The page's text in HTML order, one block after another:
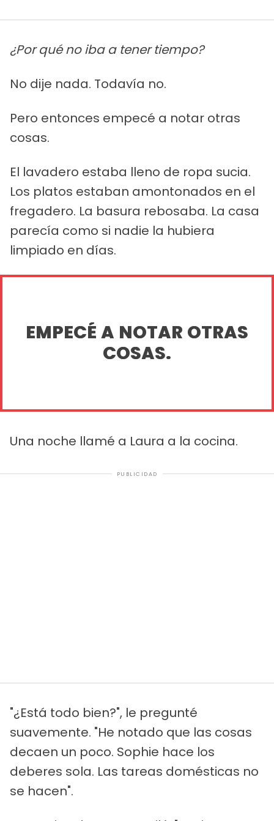
¿Por qué no iba a tener tiempo?
No dije nada. Todavía no.
Pero entonces empecé a notar otras
cosas.
El lavadero estaba lleno de ropa sucia.
Los platos estaban amontonados en el
fregadero. La basura rebosaba. La casa
parecía como si nadie la hubiera
limpiado en días.
EMPECÉ A NOTAR OTRAS
COSAS.
Una noche llamé a Laura a la cocina.
PUBLICIDAD
"¿Está todo bien?", le pregunté
suavemente. "He notado que las cosas
decaen un poco. Sophie hace los
deberes sola. Las tareas domésticas no
se hacen".